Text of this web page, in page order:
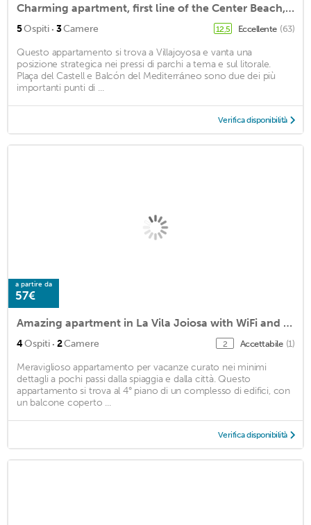
Charming apartment, first line of the Center Beach, Villajoyosa
5Ospiti · 3Camere 12,5 Eccellente (63)
Questo appartamento si trova a Villajoyosa e vanta una
posizione strategica nei pressi di parchi a tema e sul litorale.
Plaça del Castell e Balcón del Mediterráneo sono due dei più
importanti punti di ...
Verifica disponibilità
a partire da
57€
Amazing apartment in La Vila Joiosa with WiFi and 2 Bedrooms
4Ospiti · 2Camere 2 Accettabile (1)
Meraviglioso appartamento per vacanze curato nei minimi
dettagli a pochi passi dalla spiaggia e dalla città. Questo
appartamento si trova al 4° piano di un complesso di edifici, con
un balcone coperto ...
Verifica disponibilità